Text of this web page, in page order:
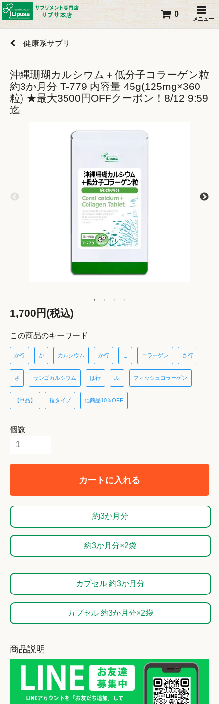
メニュー
0
健康系サプリ
沖縄珊瑚カルシウム＋低分子コラーゲン粒
約3か月分 T-779 内容量 45g(125mg×360
粒) ★最大3500円OFFクーポン！8/12 9:59
迄
1,700円(税込)
この商品のキーワード
か行 か カルシウム か行 こ コラーゲン さ行
さ サンゴカルシウム は行 ふ フィッシュコラーゲン
【単品】 粒タイプ 他商品10％OFF
個数
カートに入れる
約3か月分
約3か月分×2袋
カプセル 約3か月分
カプセル 約3か月分×2袋
商品説明